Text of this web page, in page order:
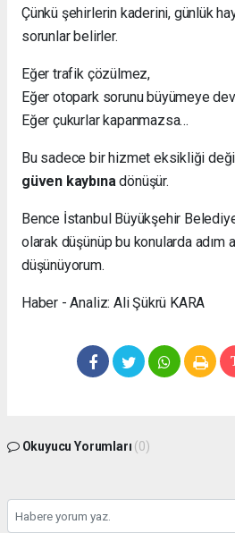
Çünkü şehirlerin kaderini, günlük
sorunlar belirler.
Eğer trafik çözülmez,
Eğer otopark sorunu büyümeye
Eğer çukurlar kapanmazsa…
Bu sadece bir hizmet eksikliği
güven kaybınadönüşür.
Bence İstanbul Büyükşehir
olarak düşünüp bu konularda adım
düşünüyorum.
Haber - Analiz: Ali Şükrü KARA
Okuyucu Yorumları (0)